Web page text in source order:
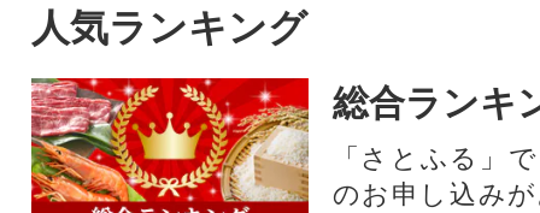
人気ランキング
総合ランキ
「さとふる」
のお申し込み